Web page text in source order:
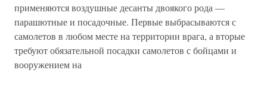
применяются воздушные десанты двоякого рода —
парашютные и посадочные. Первые выбрасываются с
самолетов в любом месте на территории врага, а вторые
требуют обязательной посадки самолетов с бойцами и
вооружением на